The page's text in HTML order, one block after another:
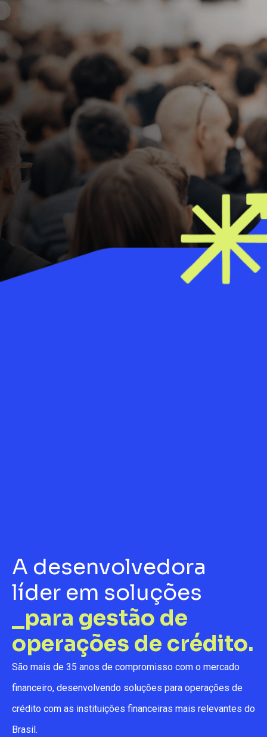
A desenvolvedora
líder em soluções
_para gestão de
operações de crédito.
São mais de 35 anos de compromisso com o mercado
financeiro, desenvolvendo soluções para operações de
crédito com as instituições financeiras mais relevantes do
Brasil.